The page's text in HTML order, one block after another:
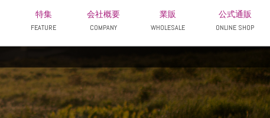
特集
FEATURE
会社概要
COMPANY
業販
WHOLESALE
公式通販
ONLINE SHOP